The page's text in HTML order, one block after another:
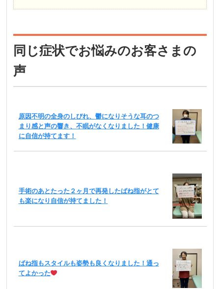
同じ症状でお悩みのお客さまの
声
原因不明の全身のしびれ、鬱になりそうな耳のつ
まり感と声の響き、不眠がなくなりました！健康
に自信が持てます！
手術のあとたった２ヶ月で再発したばね指がとて
も楽になり自信が持てました！
ばね指もスタイルも姿勢も良くなりました！通っ
てよかった